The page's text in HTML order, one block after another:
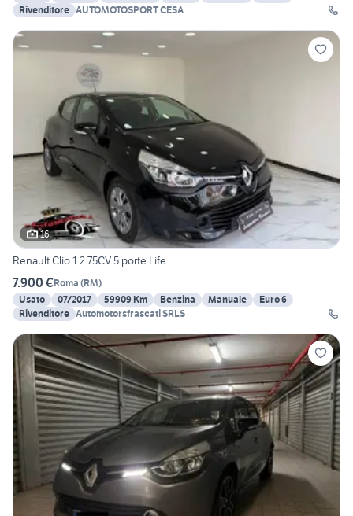
Rivenditore AUTOMOTOSPORT CESA
16
Renault Clio 1.2 75CV 5 porte Life
7.900 €Roma (RM)
Usato
07/2017 59909 Km Benzina Manuale
Euro 6
Rivenditore Automotorsfrascati SRLS